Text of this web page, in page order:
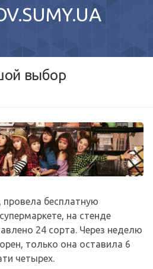
выбор
бесплатную
на стенде
24 сорта. Через неделю
только она оставила 6
четырех.